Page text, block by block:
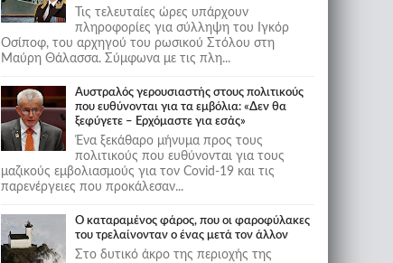
Τις τελευταίες ώρες υπάρχουν
πληροφορίες για σύλληψη του Ιγκόρ
Οσίποφ, του αρχηγού του ρωσικού Στόλου στη
Μαύρη Θάλασσα. Σύμφωνα με τις πλη...
Αυστραλός γερουσιαστής στους πολιτικούς
που ευθύνονται για τα εμβόλια: «Δεν θα
ξεφύγετε – Ερχόμαστε για εσάς»
Ένα ξεκάθαρο μήνυμα προς τους
πολιτικούς που ευθύνονται για τους
μαζικούς εμβολιασμούς για τον Covid-19 και τις
παρενέργειες που προκάλεσαν...
Ο καταραμένος φάρος, που οι φαροφύλακες
του τρελαίνονταν ο ένας μετά τον άλλον
Στο δυτικό άκρο της περιοχής της